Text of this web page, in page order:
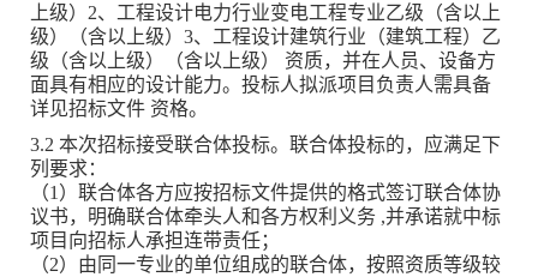
上级）2、工程设计电力行业变电工程专业乙级（含以上
级）（含以上级）3、工程设计建筑行业（建筑工程）乙
级（含以上级）（含以上级） 资质，并在人员、设备方
面具有相应的设计能力。投标人拟派项目负责人需具备
详见招标文件 资格。
3.2 本次招标接受联合体投标。联合体投标的，应满足下
列要求：
（1）联合体各方应按招标文件提供的格式签订联合体协
议书，明确联合体牵头人和各方权利义务 ,并承诺就中标
项目向招标人承担连带责任；
（2）由同一专业的单位组成的联合体，按照资质等级较